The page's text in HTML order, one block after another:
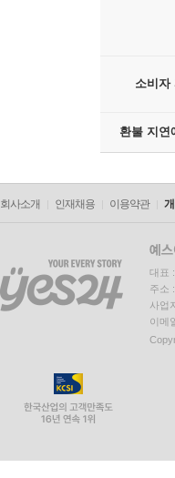
소비자
환불 지연
회사소개 인재채용 이용약관
대표
주소
사업
이메